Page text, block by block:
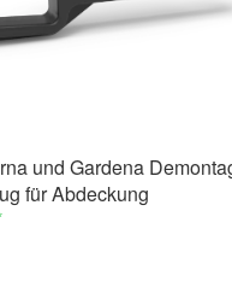
und Gardena
für Abdeckung